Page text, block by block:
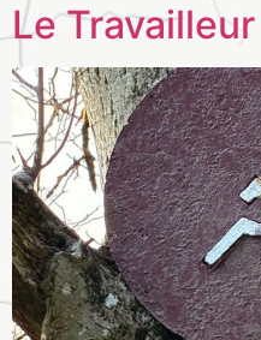
Le Travailleur